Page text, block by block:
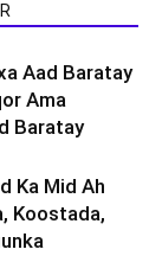
Aad Baratay
Ama
Baratay
Ka Mid Ah
Koostada,